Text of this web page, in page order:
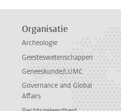
Organisatie
Archeologie
Geesteswetenschappen
Geneeskunde/LUMC
Governance and Global
Affairs